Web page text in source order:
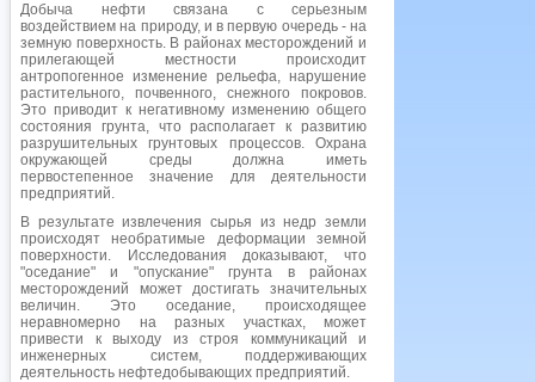
Добыча нефти связана с серьезным
воздействием на природу, и в первую очередь - на
земную поверхность. В районах месторождений и
прилегающей местности происходит
антропогенное изменение рельефа, нарушение
растительного, почвенного, снежного покровов.
Это приводит к негативному изменению общего
состояния грунта, что располагает к развитию
разрушительных грунтовых процессов. Охрана
окружающей среды должна иметь
первостепенное значение для деятельности
предприятий.
В результате извлечения сырья из недр земли
происходят необратимые деформации земной
поверхности. Исследования доказывают, что
"оседание" и "опускание" грунта в районах
месторождений может достигать значительных
величин. Это оседание, происходящее
неравномерно на разных участках, может
привести к выходу из строя коммуникаций и
инженерных систем, поддерживающих
деятельность нефтедобывающих предприятий.